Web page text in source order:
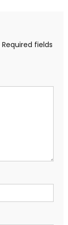
Required fields